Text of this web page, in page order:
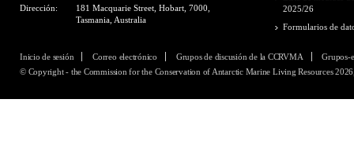
Dirección:
181 Macquarie Street, Hobart, 7000,
Tasmania, Australia
2025/26
Formularios de
Inicio de sesión Correo electrónico Grupos de discusión de la CCRVMA
Grupos-
© Copyright - the Commission for the Conservation of Antarctic Marine Living Resources